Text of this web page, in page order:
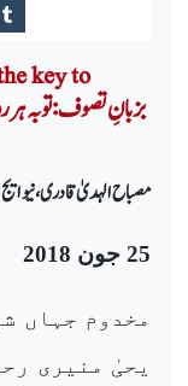
key to
مصباح الہدیٰ قادری ، نیو
25 جون 2018
مخدوم جہاں
یحیٰ منیری